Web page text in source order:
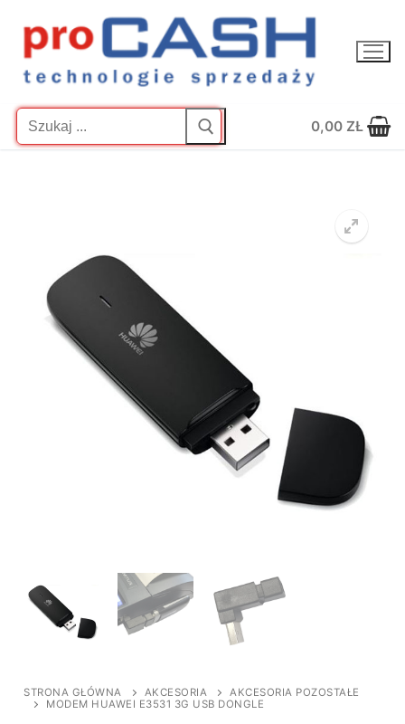
treści
0,00 ZŁ
STRONA GŁÓWNA AKCESORIA
AKCESORIA POZOSTAŁE
MODEM HUAWEI E3531 3G USB DONGLE